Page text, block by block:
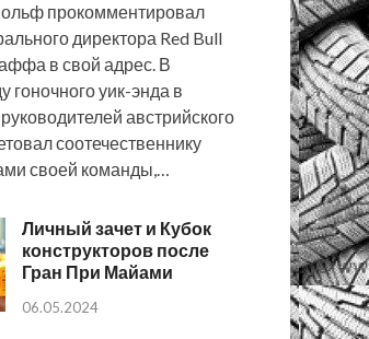
прокомментировал
директора Red Bull
в свой адрес. В
гоночного уик-энда в
австрийского
соотечественнику
своей команды,…
Личный зачет и Кубок
конструкторов после
Гран При Майами
06.05.2024